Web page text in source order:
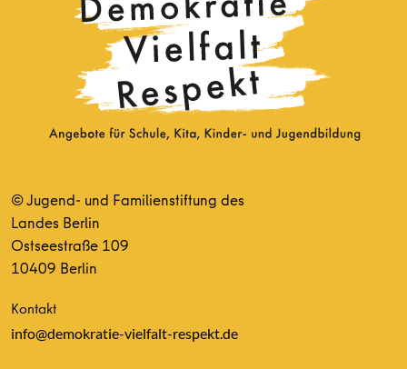
© Jugend- und Familienstiftung des
Landes Berlin
Ostseestraße 109
10409 Berlin
Kontakt
info@demokratie-vielfalt-respekt.de